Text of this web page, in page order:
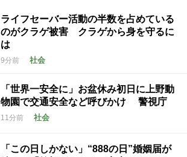
ライフセーバー活動の半数を占めている
のがクラゲ被害 クラゲから身を守るに
は
9分前 社会
「世界一安全に」お盆休み初日に上野動
物園で交通安全など呼びかけ 警視庁
11分前 社会
「この日しかない」“888の日”婚姻届が